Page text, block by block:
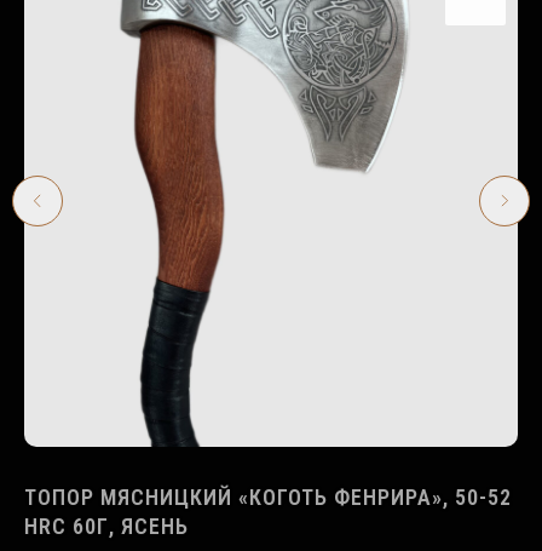
ТОПОР МЯСНИЦКИЙ «КОГОТЬ ФЕНРИРА», 50-52
HRC 60Г, ЯСЕНЬ